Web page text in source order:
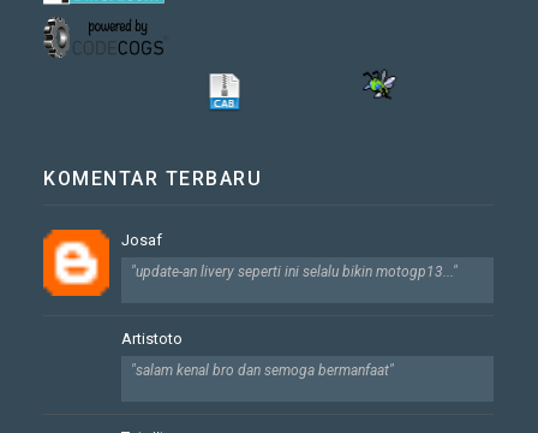
KOMENTAR TERBARU
Josaf
"update-an livery seperti ini selalu bikin motogp13..."
Artistoto
"salam kenal bro dan semoga bermanfaat"